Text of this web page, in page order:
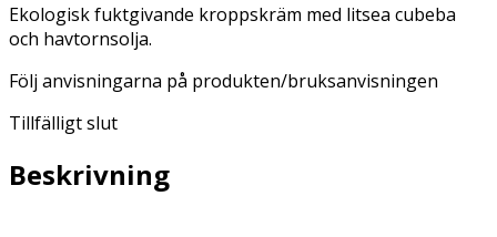
Ekologisk fuktgivande kroppskräm med litsea cubeba
och havtornsolja.
Följ anvisningarna på produkten/bruksanvisningen
Tillfälligt slut
Beskrivning